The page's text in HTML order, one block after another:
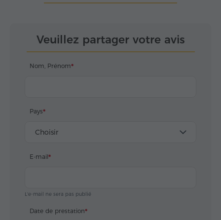
non seulement informative,
ne ferez pas que découvrir
en ressentirez aussi l'âme, les
Հայաստան.
Veuillez partager votre avis
Nom, Prénom
Pays
Choisir
E-mail
L'e-mail ne sera pas publié
Date de prestation